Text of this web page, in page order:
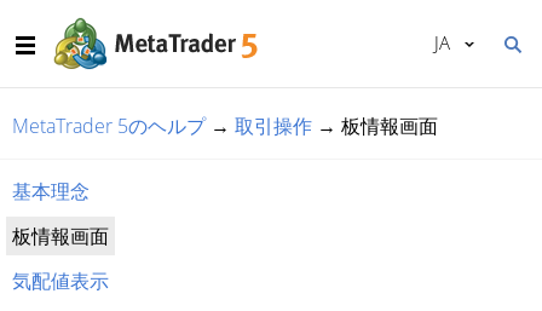
JA
MetaTrader 5のヘルプ→ 取引操作 → 板情報画面
基本理念
板情報画面
気配値表示